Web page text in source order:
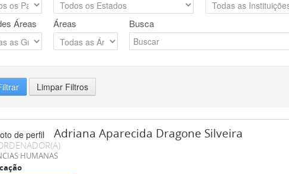
Áreas Áreas Busca
Limpar Filtros
Adriana Aparecida Dragone Silveira
HUMANAS